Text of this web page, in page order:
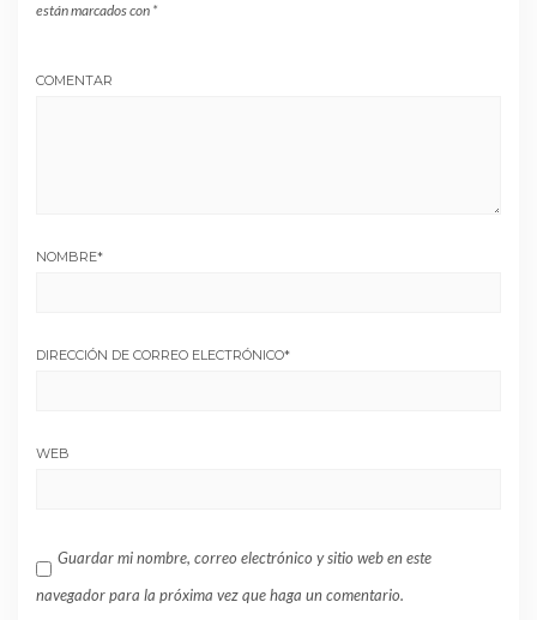
están marcados con *
COMENTAR
NOMBRE*
DIRECCIÓN DE CORREO ELECTRÓNICO*
WEB
Guardar mi nombre, correo electrónico y sitio web en este
navegador para la próxima vez que haga un comentario.